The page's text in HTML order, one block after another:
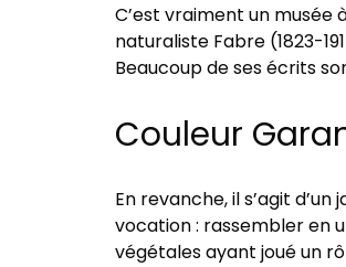
C’est vraiment un
naturaliste Fabre (1823-
Beaucoup de ses écrits
Couleur
En revanche, il s’agit
vocation : rassembler en
végétales ayant joué un